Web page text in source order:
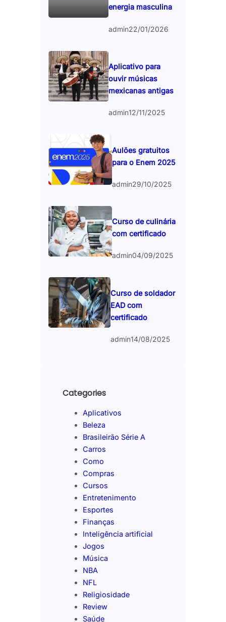
energia masculina
admin22/01/2026
Aplicativo para
ouvir músicas
mexicanas antigas
admin12/11/2025
Aulões gratuitos
para o Enem 2025
admin29/10/2025
Curso de culinária
com certificado
admin04/09/2025
Curso de soldador
EAD com
certificado
admin14/08/2025
Categories
Aplicativos
Beleza
Brasileirão Série A
Carros
Como
Compras
Cursos
Entretenimento
Esportes
Finanças
Inteligência artificial
Jogos
Música
NBA
NFL
Religiosidade
Review
Saúde